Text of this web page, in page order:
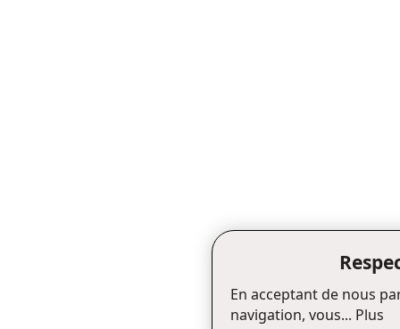
En acceptant de nous
navigation, vous... Plus